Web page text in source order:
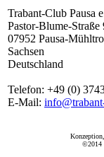
Trabant-Club Pausa
Pastor-Blume-Straße
07952 Pausa-
Sachsen
Deutschland
Telefon: +49 (0)
E-Mail:
©2014